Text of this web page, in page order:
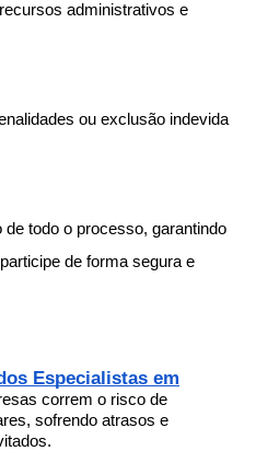
administrativos e
ou exclusão indevida
todo o processo, garantindo
de forma segura e
Especialistas em
correm o risco de
sofrendo atrasos e